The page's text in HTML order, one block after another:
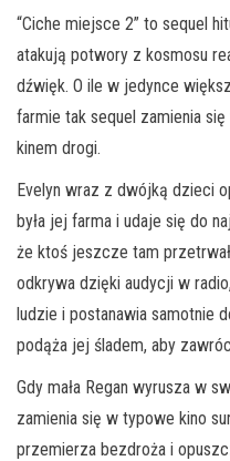
“Ciche miejsce 2” to sequel
atakują potwory z kosmosu
dźwięk. O ile w jedynce
farmie tak sequel zamienia
kinem drogi.
Evelyn wraz z dwójką dzieci
była jej farma i udaje się do
że ktoś jeszcze tam
odkrywa dzięki audycji w
ludzie i postanawia samotnie
podąża jej śladem, aby
Gdy mała Regan wyrusza w
zamienia się w typowe kino
przemierza bezdroża i